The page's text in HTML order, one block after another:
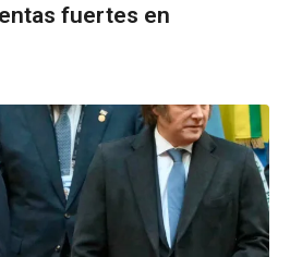
fuertes en